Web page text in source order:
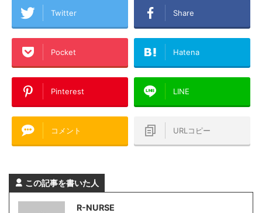
Twitter Share
Pocket Hatena
Pinterest LINE
コメント URLコピー
この記事を書いた人
R-NURSE